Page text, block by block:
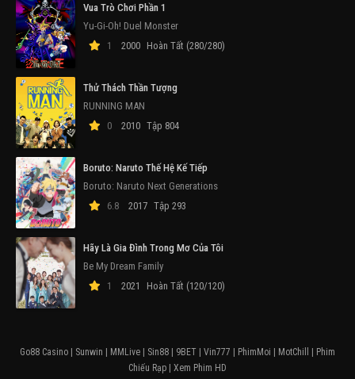
Vua Trò Chơi Phần 1
Yu-Gi-Oh! Duel Monster
1
2000 Hoàn Tất (280/280)
Thử Thách Thần Tượng
RUNNING MAN
0
2010 Tập 804
Boruto: Naruto Thế Hệ Kế Tiếp
Boruto: Naruto Next Generations
6.8
2017 Tập 293
Hãy Là Gia Đình Trong Mơ Của Tôi
Be My Dream Family
1
2021 Hoàn Tất (120/120)
Go88 Casino Sunwin MMLive Sin88 9BET Vin777 PhimMoi MotChill
Phim
Chiếu Rạp
Xem Phim HD